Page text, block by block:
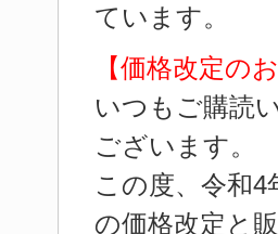
ています。
【価格改定の
いつもご購読
ございます。
この度、令和4
の価格改定と